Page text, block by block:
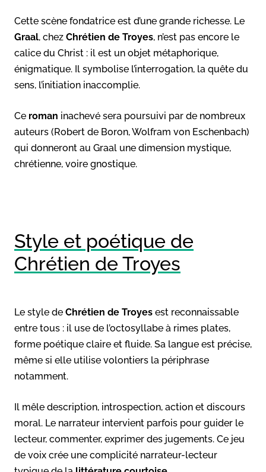
Cette scène fondatrice est d’une grande richesse. Le
Graal, chez Chrétien de Troyes, n’est pas encore le
calice du Christ : il est un objet métaphorique,
énigmatique. Il symbolise l’interrogation, la quête du
sens, l’initiation inaccomplie.
Ce roman inachevé sera poursuivi par de nombreux
auteurs (Robert de Boron, Wolfram von Eschenbach)
qui donneront au Graal une dimension mystique,
chrétienne, voire gnostique.
Style et poétique de
Chrétien de Troyes
Le style de Chrétien de Troyes est reconnaissable
entre tous : il use de l’octosyllabe à rimes plates,
forme poétique claire et fluide. Sa langue est précise,
même si elle utilise volontiers la périphrase
notamment.
Il mêle description, introspection, action et discours
moral. Le narrateur intervient parfois pour guider le
lecteur, commenter, exprimer des jugements. Ce jeu
de voix crée une complicité narrateur-lecteur